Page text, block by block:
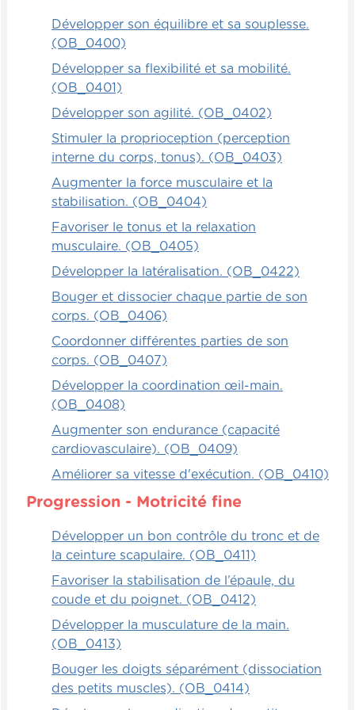
Ça fait belle lurette que c'est passé. »
plusieurs de ces sabliers-là à quelques
reprises va faire en sorte que l'enfant
neurologiquement va assimiler très
rapidement. Ça veut dire quoi à peu près
une période de 30 secondes. Et ça, ça va
extrêmement utile tout au long de sa vie.
Développer son équilibre et sa souplesse.
(OB_0400)
Développer sa flexibilité et sa mobilité.
(OB_0401)
Développer son agilité. (OB_0402)
Stimuler la proprioception (perception
interne du corps, tonus). (OB_0403)
Augmenter la force musculaire et la
stabilisation. (OB_0404)
Favoriser le tonus et la relaxation
musculaire. (OB_0405)
Développer la latéralisation. (OB_0422)
Bouger et dissocier chaque partie de son
corps. (OB_0406)
Coordonner différentes parties de son
corps. (OB_0407)
Développer la coordination œil-main.
(OB_0408)
Augmenter son endurance (capacité
cardiovasculaire). (OB_0409)
Améliorer sa vitesse d'exécution. (OB_0410)
Progression - Motricité fine
Développer un bon contrôle du tronc et de
la ceinture scapulaire. (OB_0411)
Favoriser la stabilisation de l’épaule, du
coude et du poignet. (OB_0412)
Développer la musculature de la main.
(OB_0413)
Bouger les doigts séparément (dissociation
des petits muscles). (OB_0414)